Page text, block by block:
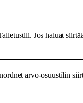
Jos haluat
arvo-osuustilin